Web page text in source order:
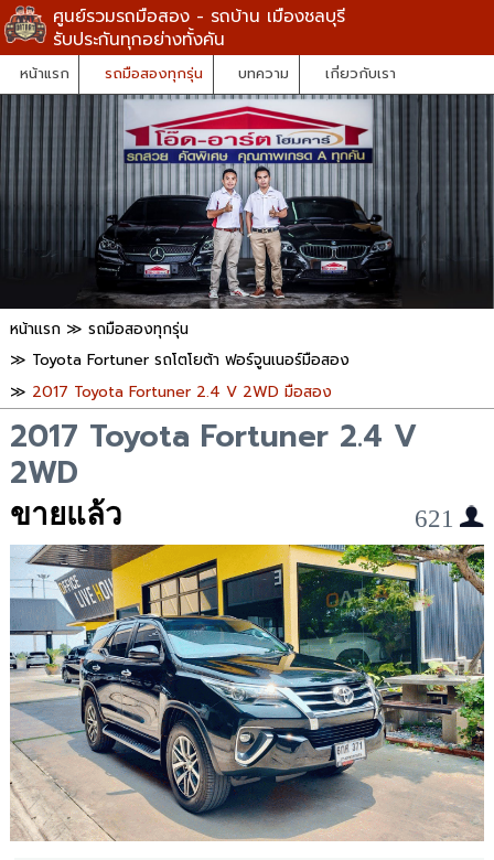
ศูนย์รวมรถมือสอง - รถบ้าน เมืองชลบุรี
รับประกันทุกอย่างทั้งคัน
หน้าแรก รถมือสองทุกรุ่น บทความ เกี่ยวกับเรา
หน้าแรก ≫ รถมือสองทุกรุ่น
≫ Toyota Fortuner รถโตโยต้า ฟอร์จูนเนอร์มือสอง
≫ 2017 Toyota Fortuner 2.4 V 2WD มือสอง
2017 Toyota Fortuner 2.4 V
2WD
ขายแล้ว 621